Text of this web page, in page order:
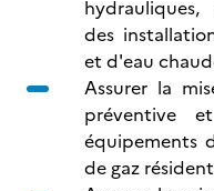
des
et d'eau
Assurer la
préventive
équipements
de gaz